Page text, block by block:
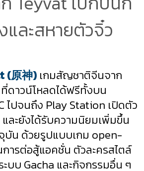
และสหายตัวจิ๋ว
(原神) เกมสัญชาติจีนจาก
ดาวน์โหลดได้ฟรีทั้งบน
ไปจนถึง Play Station เปิดตัว
ละยังได้รับความนิยมเพิ่มขึ้น
บัน ด้วยรูปแบบเกม open-
ารต่อสู้แอคชั่น ตัวละครสไตล์
บบ Gacha และกิจกรรมอื่น ๆ